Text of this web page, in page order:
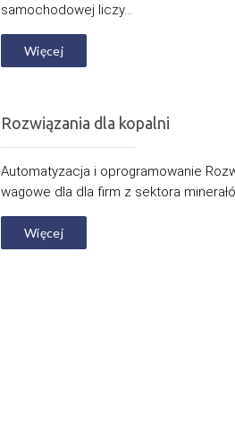
samochodowej liczy...
Więcej
Rozwiązania dla kopalni
Automatyzacja i oprogramowanie
wagowe dla dla firm z sektora
Więcej